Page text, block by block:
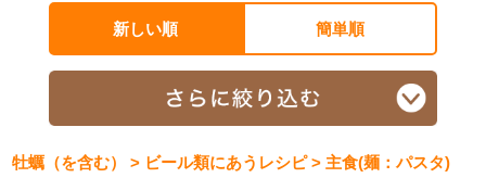
新しい順 簡単順
牡蠣（を含む） > ビール類にあうレシピ > 主食(麺：パスタ)